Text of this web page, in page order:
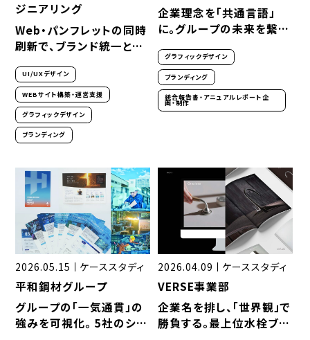
ジニアリング
Web・パンフレットの同時
刷新で、ブランド統一と採
化。企業の実績と姿勢を伝
える4媒体リニューアル
UI/UXデザイン
WEBサイト構築・運営支援
グラフィックデザイン
ブランディング
企業理念を「共通言語」
に。グループの未来を繋
可視化資料の制作
グラフィックデザイン
ブランディング
統合報告書・アニュアルレポート企
画・制作
2026.05.15 ケーススタディ
平和鋼材グループ
グループの「一気通貫」の
強みを可視化。 5社のシナ
2026.04.09 ケーススタディ
VERSE事業部
企業名を排し、「世界観」で
勝負する。最上位水栓ブラ